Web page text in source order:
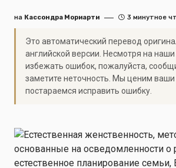
на Кассондра Мориарти 3 минутное
Это автоматический перевод
английской версии. Несмотря на наши
избежать ошибок, пожалуйста,
заметите неточность. Мы ценим
постараемся исправить ошибку.